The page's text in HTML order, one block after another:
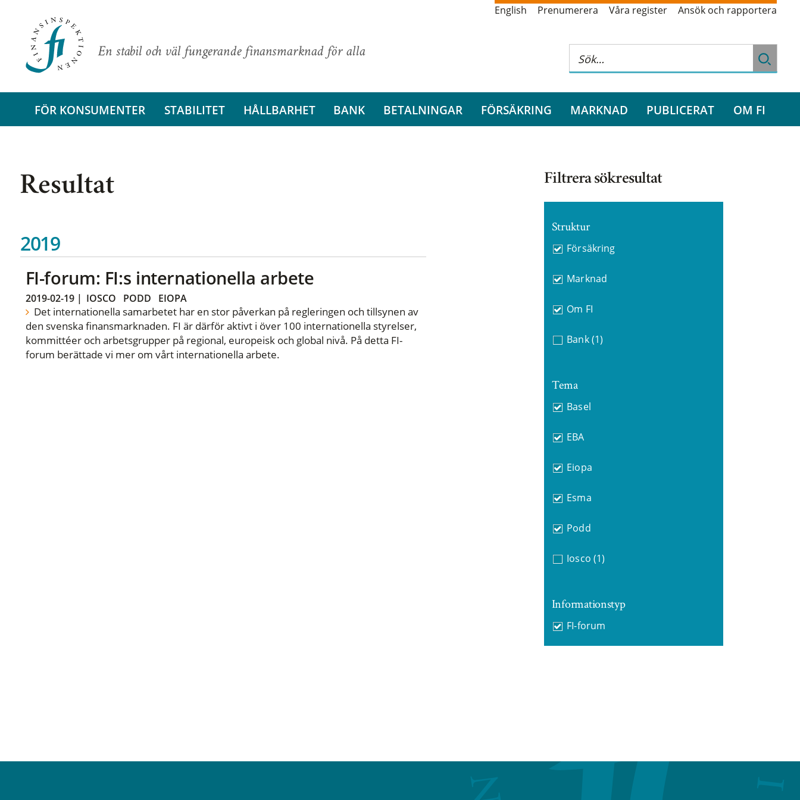
En stabil och väl fungerande finansmarknad för alla
English Prenumerera Våra register Ansök och rapportera
FÖR KONSUMENTER STABILITET HÅLLBARHET BANK BETALNINGAR FÖRSÄKRING MARKNAD PUBLICERAT OM FI
Resultat
2019
FI-forum: FI:s internationella arbete
2019-02-19| IOSCO PODD EIOPA
Det internationella samarbetet har en stor påverkan på regleringen och tillsynen av
den svenska finansmarknaden. FI är därför aktivt i över 100 internationella styrelser,
kommittéer och arbetsgrupper på regional, europeisk och global nivå. På detta FI-
forum berättade vi mer om vårt internationella arbete.
Filtrera sökresultat
Struktur
Försäkring
Marknad
Om FI
Bank (1)
Tema
Basel
EBA
Eiopa
Esma
Podd
Iosco (1)
Informationstyp
FI-forum